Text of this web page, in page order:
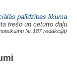
palīdzības likuma
trešo un ceturto daļu
Nr.187 redakcijā)